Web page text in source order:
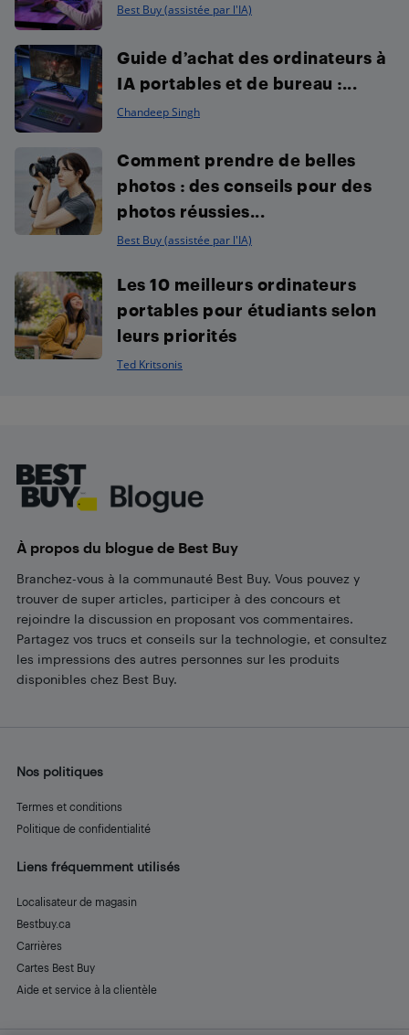
Best Buy (assistée par l'IA)
Guide d’achat des ordinateurs à
IA portables et de bureau :...
Chandeep Singh
Comment prendre de belles
photos : des conseils pour des
photos réussies...
Best Buy (assistée par l'IA)
Les 10 meilleurs ordinateurs
portables pour étudiants selon
leurs priorités
Ted Kritsonis
À propos du blogue de Best Buy
Branchez-vous à la communauté Best Buy. Vous pouvez y
trouver de super articles, participer à des concours et
rejoindre la discussion en proposant vos commentaires.
Partagez vos trucs et conseils sur la technologie, et consultez
les impressions des autres personnes sur les produits
disponibles chez Best Buy.
Nos politiques
Termes et conditions
Politique de confidentialité
Liens fréquemment utilisés
Localisateur de magasin
Bestbuy.ca
Carrières
Cartes Best Buy
Aide et service à la clientèle